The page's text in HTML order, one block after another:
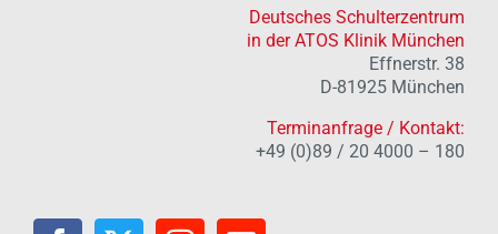
Deutsches Schulterzentrum
in der ATOS Klinik München
Effnerstr. 38
D-81925 München
Terminanfrage / Kontakt:
+49 (0)89 / 20 4000 – 180